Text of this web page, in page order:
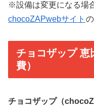
※設備は変更になる場
chocoZAPwebサイト
チョコザップ 恵
費）
チョコザップ（